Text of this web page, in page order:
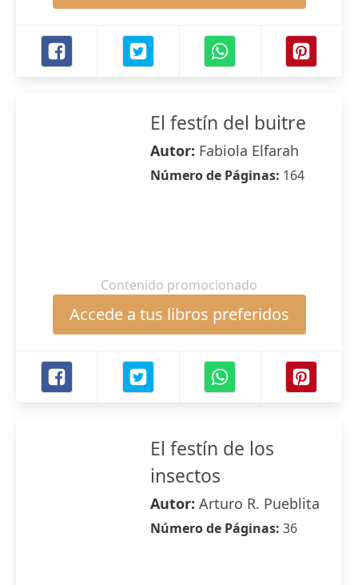
El festín del buitre
Autor: Fabiola Elfarah
Número de Páginas: 164
Contenido promocionado
Accede a tus libros preferidos
El festín de los
insectos
Autor: Arturo R. Pueblita
Número de Páginas: 36